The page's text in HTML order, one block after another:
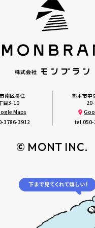
南区長住
目3-10
Maps
3786-3912
熊本市中
tel.
© MONT INC.